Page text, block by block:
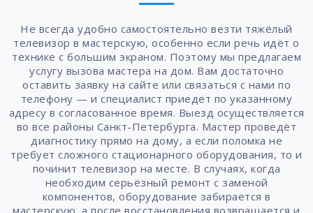
Не всегда удобно самостоятельно везти тяжёлый
телевизор в мастерскую, особенно если речь идёт о
технике с большим экраном. Поэтому мы предлагаем
услугу вызова мастера на дом. Вам достаточно
оставить заявку на сайте или связаться с нами по
телефону — и специалист приедет по указанному
адресу в согласованное время. Выезд осуществляется
во все районы Санкт-Петербурга. Мастер проведёт
диагностику прямо на дому, а если поломка не
требует сложного стационарного оборудования, то и
починит телевизор на месте. В случаях, когда
необходим серьёзный ремонт с заменой
компонентов, оборудование забирается в